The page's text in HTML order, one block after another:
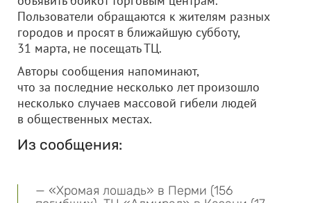
Пользователи обращаются к жителям разных
городов и просят в ближайшую субботу,
31 марта, не посещать ТЦ.
Авторы сообщения напоминают,
что за последние несколько лет произошло
несколько случаев массовой гибели людей
в общественных местах.
Из сообщения:
— «Хромая лошадь» в Перми (156